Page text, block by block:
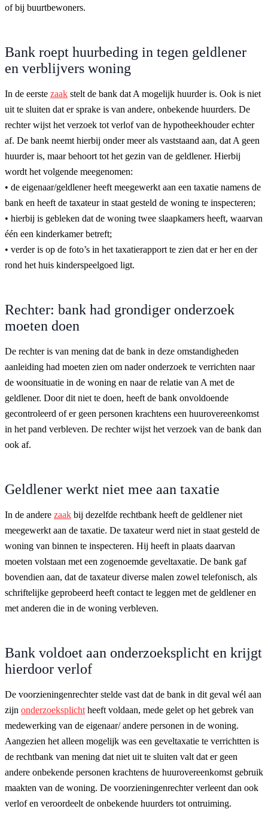
of bij buurtbewoners.
Bank roept huurbeding in tegen geldlener
en verblijvers woning
In de eerste zaak stelt de bank dat A mogelijk huurder is. Ook is niet
uit te sluiten dat er sprake is van andere, onbekende huurders. De
rechter wijst het verzoek tot verlof van de hypotheekhouder echter
af. De bank neemt hierbij onder meer als vaststaand aan, dat A geen
huurder is, maar behoort tot het gezin van de geldlener. Hierbij
wordt het volgende meegenomen:
• de eigenaar/geldlener heeft meegewerkt aan een taxatie namens de
bank en heeft de taxateur in staat gesteld de woning te inspecteren;
• hierbij is gebleken dat de woning twee slaapkamers heeft, waarvan
één een kinderkamer betreft;
• verder is op de foto’s in het taxatierapport te zien dat er her en der
rond het huis kinderspeelgoed ligt.
Rechter: bank had grondiger onderzoek
moeten doen
De rechter is van mening dat de bank in deze omstandigheden
aanleiding had moeten zien om nader onderzoek te verrichten naar
de woonsituatie in de woning en naar de relatie van A met de
geldlener. Door dit niet te doen, heeft de bank onvoldoende
gecontroleerd of er geen personen krachtens een huurovereenkomst
in het pand verbleven. De rechter wijst het verzoek van de bank dan
ook af.
Geldlener werkt niet mee aan taxatie
In de andere zaak bij dezelfde rechtbank heeft de geldlener niet
meegewerkt aan de taxatie. De taxateur werd niet in staat gesteld de
woning van binnen te inspecteren. Hij heeft in plaats daarvan
moeten volstaan met een zogenoemde geveltaxatie. De bank gaf
bovendien aan, dat de taxateur diverse malen zowel telefonisch, als
schriftelijke geprobeerd heeft contact te leggen met de geldlener en
met anderen die in de woning verbleven.
Bank voldoet aan onderzoeksplicht en krijgt
hierdoor verlof
De voorzieningenrechter stelde vast dat de bank in dit geval wél aan
zijn onderzoeksplicht heeft voldaan, mede gelet op het gebrek van
medewerking van de eigenaar/ andere personen in de woning.
Aangezien het alleen mogelijk was een geveltaxatie te verrichtten is
de rechtbank van mening dat niet uit te sluiten valt dat er geen
andere onbekende personen krachtens de huurovereenkomst gebruik
maakten van de woning. De voorzieningenrechter verleent dan ook
verlof en veroordeelt de onbekende huurders tot ontruiming.